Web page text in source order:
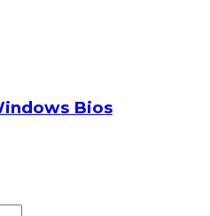
Bios